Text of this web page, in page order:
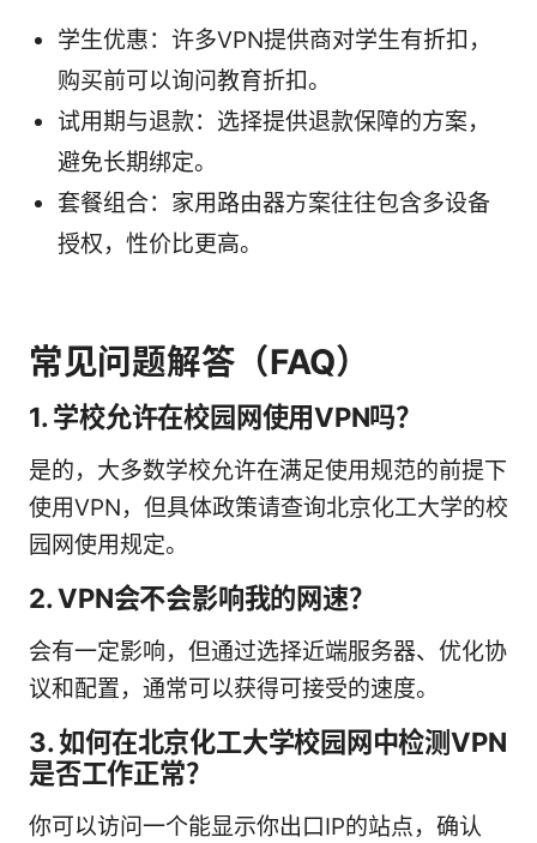
学生优惠：许多VPN提供商对学生有折扣，
购买前可以询问教育折扣。
试用期与退款：选择提供退款保障的方案，
避免长期绑定。
套餐组合：家用路由器方案往往包含多设备
授权，性价比更高。
常见问题解答（FAQ）
1. 学校允许在校园网使用VPN吗？
是的，大多数学校允许在满足使用规范的前提下
使用VPN，但具体政策请查询北京化工大学的校
园网使用规定。
2. VPN会不会影响我的网速？
会有一定影响，但通过选择近端服务器、优化协
议和配置，通常可以获得可接受的速度。
3. 如何在北京化工大学校园网中检测VPN
是否工作正常？
你可以访问一个能显示你出口IP的站点，确认